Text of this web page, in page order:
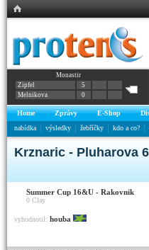
Monastir
Zipfel
5
Melnikova
0
Home Zprávy E-Shop
nabídka
výsledky žebříčky kdo a co?
Krznaric - Pluharova
Summer Cup 16&U - Rakovnik
0 Clay
vyhodnotil: houba